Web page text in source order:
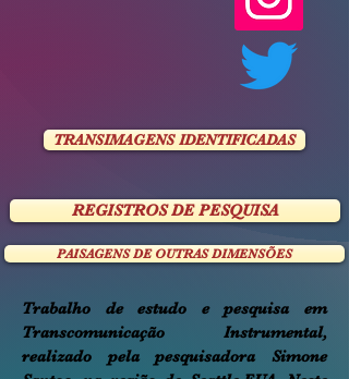
TRANSIMAGENS IDENTIFICADAS
REGISTROS DE PESQUISA
PAISAGENS DE OUTRAS DIMENSÕES
Trabalho de estudo e pesquisa em
Transcomunicação Instrumental,
realizado pela pesquisadora Simone